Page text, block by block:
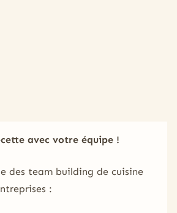
avec votre équipe !
des team building de cuisine
: